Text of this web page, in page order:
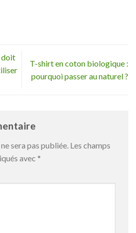
doit
T-shirt en coton biologique :
pourquoi passer au naturel ?
sera pas publiée. Les champs
avec *